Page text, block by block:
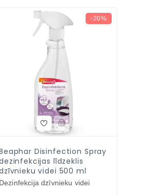
-20%
Disinfection Spray
līdzeklis
videi 500 ml
Dezinfekcija dzīvnieku videi